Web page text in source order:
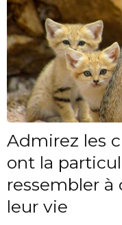
Admirez les
ont la
ressembler
leur vie